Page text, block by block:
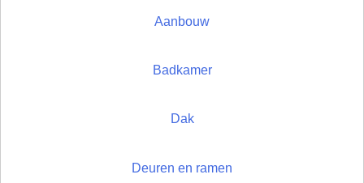
Aanbouw
Badkamer
Dak
Deuren en ramen